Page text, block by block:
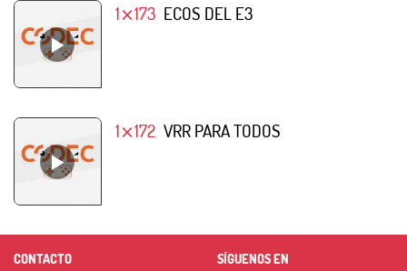
1⨯173 ECOS DEL E3
1⨯172 VRR PARA TODOS
CONTACTO SÍGUENOS EN